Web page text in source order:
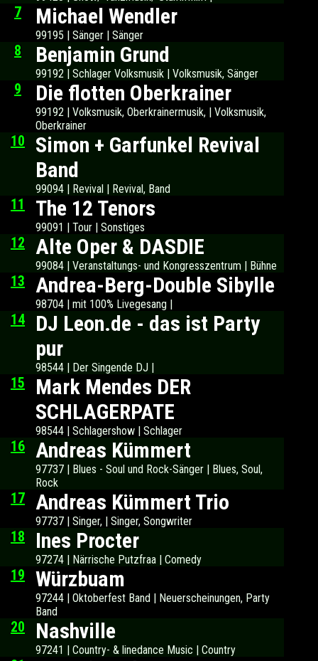
7 Michael Wendler
99195 | Sänger | Sänger
8 Benjamin Grund
99192 | Schlager Volksmusik | Volksmusik, Sänger
9 Die flotten Oberkrainer
99192 | Volksmusik, Oberkrainermusik, | Volksmusik,
Oberkrainer
10
Simon + Garfunkel Revival
Band
99094 | Revival | Revival, Band
11 The 12 Tenors
99091 | Tour | Sonstiges
12 Alte Oper & DASDIE
99084 | Veranstaltungs- und Kongresszentrum | Bühne
13 Andrea-Berg-Double Sibylle
98704 | mit 100% Livegesang |
14
DJ Leon.de - das ist Party
pur
98544 | Der Singende DJ |
15
Mark Mendes DER
SCHLAGERPATE
98544 | Schlagershow | Schlager
16 Andreas Kümmert
97737 | Blues - Soul und Rock-Sänger | Blues, Soul,
Rock
17 Andreas Kümmert Trio
97737 | Singer, | Singer, Songwriter
18 Ines Procter
97274 | Närrische Putzfraa | Comedy
19 Würzbuam
97244 | Oktoberfest Band | Neuerscheinungen, Party
Band
20 Nashville
97241 | Country- & linedance Music | Country